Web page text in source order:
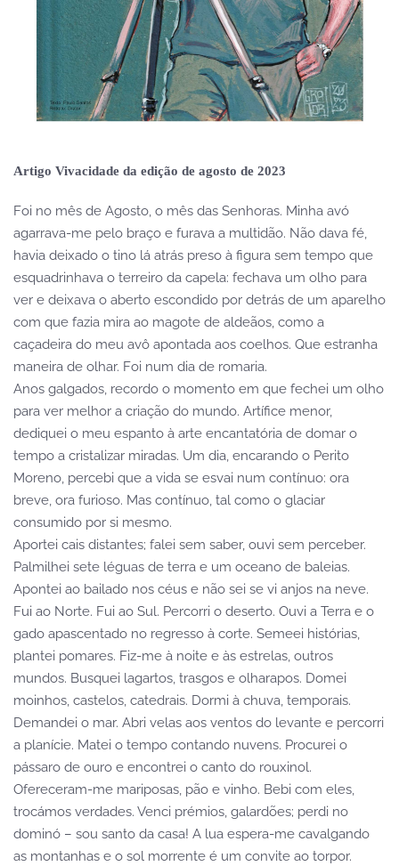
Artigo Vivacidade da edição de agosto de 2023
Foi no mês de Agosto, o mês das Senhoras. Minha avó
agarrava-me pelo braço e furava a multidão. Não dava fé,
havia deixado o tino lá atrás preso à figura sem tempo que
esquadrinhava o terreiro da capela: fechava um olho para
ver e deixava o aberto escondido por detrás de um aparelho
com que fazia mira ao magote de aldeãos, como a
caçadeira do meu avô apontada aos coelhos. Que estranha
maneira de olhar. Foi num dia de romaria.
Anos galgados, recordo o momento em que fechei um olho
para ver melhor a criação do mundo. Artífice menor,
dediquei o meu espanto à arte encantatória de domar o
tempo a cristalizar miradas. Um dia, encarando o Perito
Moreno, percebi que a vida se esvai num contínuo: ora
breve, ora furioso. Mas contínuo, tal como o glaciar
consumido por si mesmo.
Aportei cais distantes; falei sem saber, ouvi sem perceber.
Palmilhei sete léguas de terra e um oceano de baleias.
Apontei ao bailado nos céus e não sei se vi anjos na neve.
Fui ao Norte. Fui ao Sul. Percorri o deserto. Ouvi a Terra e o
gado apascentado no regresso à corte. Semeei histórias,
plantei pomares. Fiz-me à noite e às estrelas, outros
mundos. Busquei lagartos, trasgos e olharapos. Domei
moinhos, castelos, catedrais. Dormi à chuva, temporais.
Demandei o mar. Abri velas aos ventos do levante e percorri
a planície. Matei o tempo contando nuvens. Procurei o
pássaro de ouro e encontrei o canto do rouxinol.
Ofereceram-me mariposas, pão e vinho. Bebi com eles,
trocámos verdades. Venci prémios, galardões; perdi no
dominó – sou santo da casa! A lua espera-me cavalgando
as montanhas e o sol morrente é um convite ao torpor.